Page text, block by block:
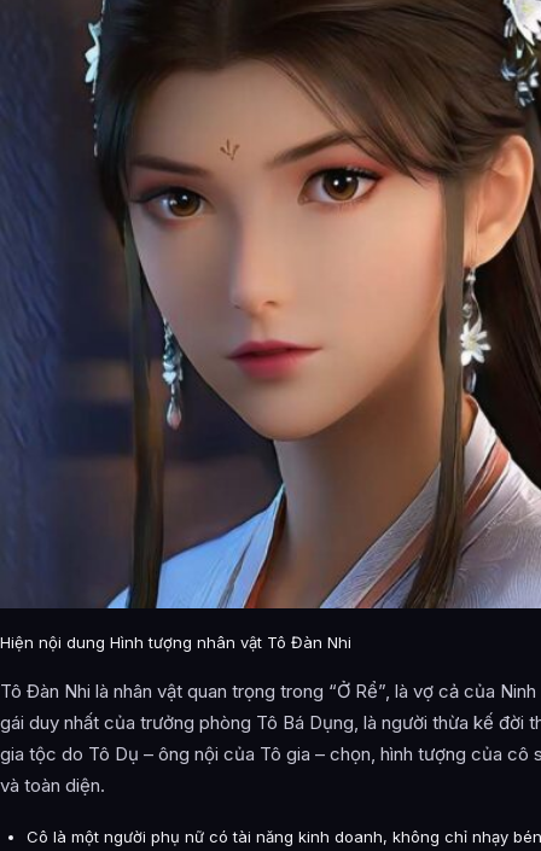
Hiện nội dung Hình tượng nhân vật Tô Đàn Nhi
Tô Đàn Nhi là nhân vật quan trọng trong “Ở Rể”, là vợ cả của
gái duy nhất của trưởng phòng Tô Bá Dụng, là người thừa kế đời
gia tộc do Tô Dụ – ông nội của Tô gia – chọn, hình tượng của cô
và toàn diện.
Cô là một người phụ nữ có tài năng kinh doanh, không chỉ nhạy